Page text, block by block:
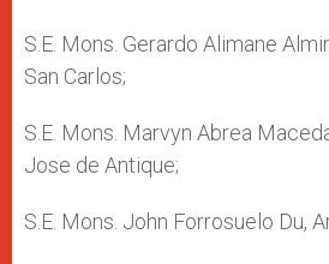
S.E. Mons. Gerardo Alimane
San Carlos;
S.E. Mons. Marvyn Abrea
Jose de Antique;
S.E. Mons. John Forrosuelo Du,